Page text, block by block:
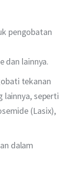
pengobatan
dan lainnya.
tekanan
lainnya, seperti
(Lasix),
dalam